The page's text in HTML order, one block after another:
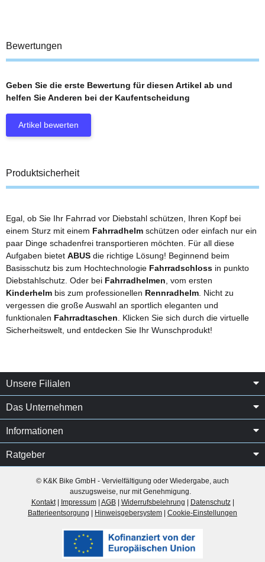
Bewertungen
Geben Sie die erste Bewertung für diesen Artikel ab und
helfen Sie Anderen bei der Kaufentscheidung
Artikel bewerten
Produktsicherheit
Egal, ob Sie Ihr Fahrrad vor Diebstahl schützen, Ihren Kopf bei
einem Sturz mit einem Fahrradhelm schützen oder einfach nur ein
paar Dinge schadenfrei transportieren möchten. Für all diese
Aufgaben bietet ABUS die richtige Lösung! Beginnend beim
Basisschutz bis zum Hochtechnologie Fahrradschloss in punkto
Diebstahlschutz. Oder bei Fahrradhelmen , vom ersten
Kinderhelm bis zum professionellen Rennradhelm . Nicht zu
vergessen die große Auswahl an sportlich eleganten und
funktionalen Fahrradtaschen . Klicken Sie sich durch die virtuelle
Sicherheitswelt, und entdecken Sie Ihr Wunschprodukt!
Unsere Filialen
Das Unternehmen
Informationen
Ratgeber
© K&K Bike GmbH - Vervielfältigung oder Wiedergabe, auch
auszugsweise, nur mit Genehmigung.
Kontakt| Impressum| AGB| Widerrufsbelehrung Datenschutz|
Batterieentsorgung
Hinweisgebersystem Cookie-Einstellungen